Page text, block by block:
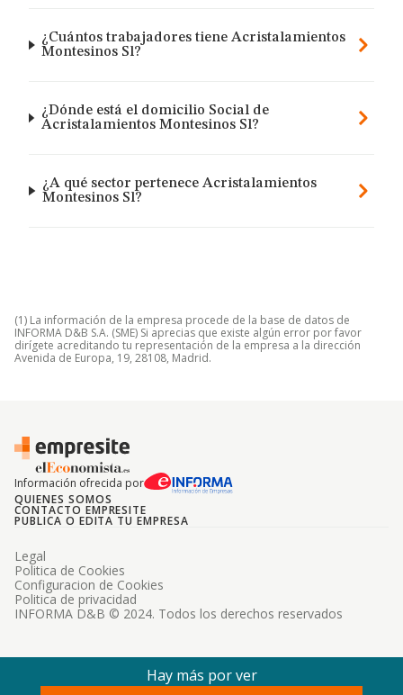
¿Cuántos trabajadores tiene Acristalamientos
Montesinos Sl?
¿Dónde está el domicilio Social de
Acristalamientos Montesinos Sl?
¿A qué sector pertenece Acristalamientos
Montesinos Sl?
(1) La información de la empresa procede de la base de datos de
INFORMA D&B S.A. (SME) Si aprecias que existe algún error por favor
dirígete acreditando tu representación de la empresa a la dirección
Avenida de Europa, 19, 28108, Madrid.
Información ofrecida por
QUIENES SOMOS
CONTACTO EMPRESITE
PUBLICA O EDITA TU EMPRESA
INFORMA D&B © 2024. Todos los derechos reservados
Legal
Politica de Cookies
Configuracion de Cookies
Politica de privacidad
Hay más por ver